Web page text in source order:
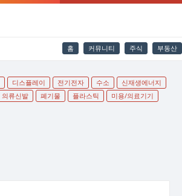
홈 커뮤니티 주식 부동산
디스플레이 전기전자 수소
신재생에너지
의류신발 폐기물 플라스틱
미용/의료기기